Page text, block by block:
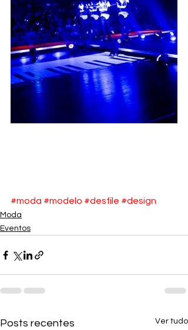
#moda #modelo #desfile #design
Moda
Eventos
Posts recentes Ver tudo